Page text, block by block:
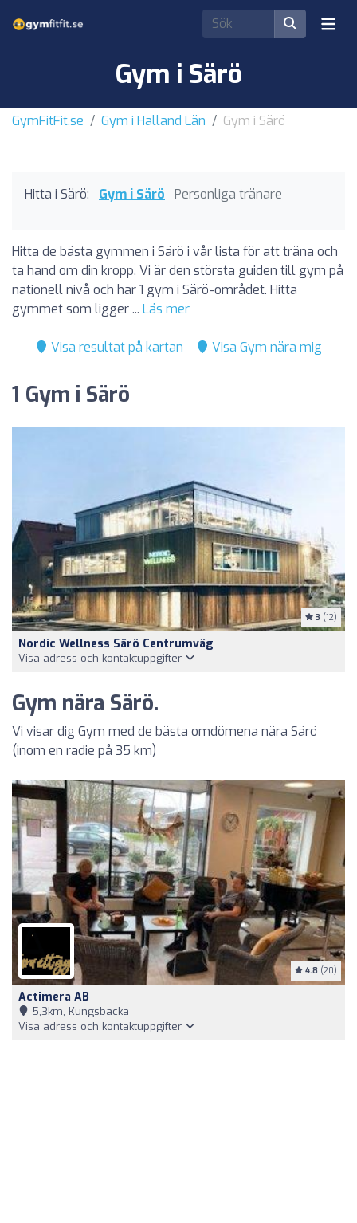
Gym i Särö
GymFitFit.se Gym i Halland Län Gym i Särö
Hitta i Särö: Gym i Särö Personliga tränare
Hitta de bästa gymmen i Särö i vår lista för att träna och
ta hand om din kropp. Vi är den största guiden till gym på
nationell nivå och har 1 gym i Särö-området. Hitta
gymmet som ligger ... Läs mer
Visa resultat på kartan Visa Gym nära mig
1 Gym i Särö
3 (12)
Nordic Wellness Särö Centrumväg
Visa adress och kontaktuppgifter
Gym nära Särö.
Vi visar dig Gym med de bästa omdömena nära Särö
(inom en radie på 35 km)
4.8 (20)
Actimera AB
5,3km, Kungsbacka
Visa adress och kontaktuppgifter